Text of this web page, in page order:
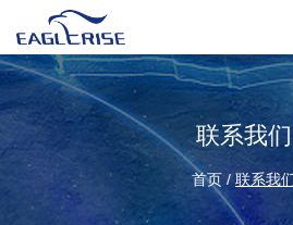
首页
产品中心
新闻中心
联系我们
首页 / 联系我